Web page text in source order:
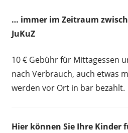
… immer im Zeitraum
JuKuZ
10 € Gebühr für Mittagessen
nach Verbrauch, auch etwas
werden vor Ort in bar bezahlt.
Hier können Sie Ihre Kinder